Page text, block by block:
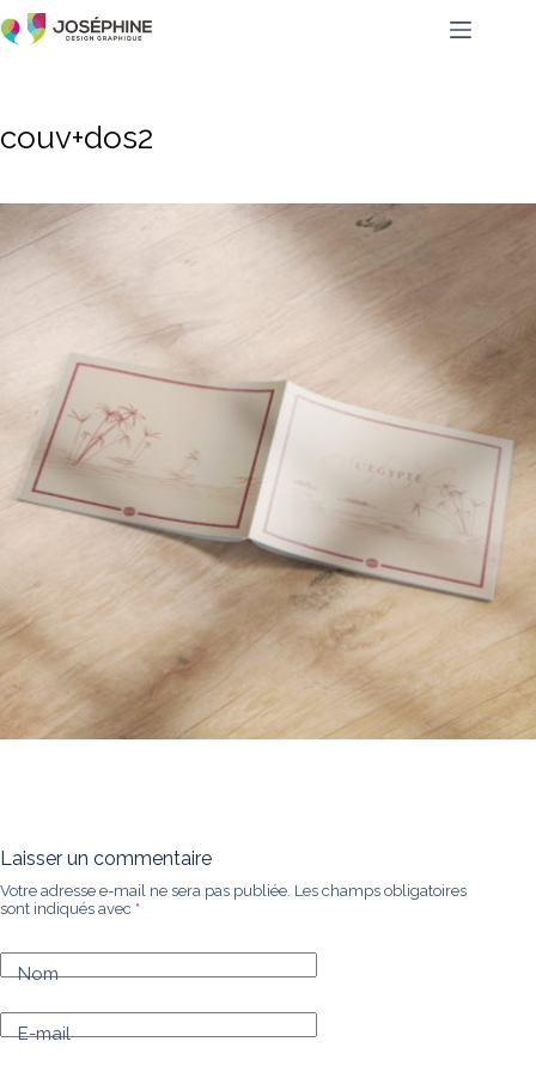
couv+dos2
Laisser un commentaire
Votre adresse e-mail ne sera pas publiée. Les champs obligatoires
sont indiqués avec *
Nom
E-mail